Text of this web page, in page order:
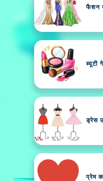
फैशन
ब्यूटी
ड्रेस
प्रेम